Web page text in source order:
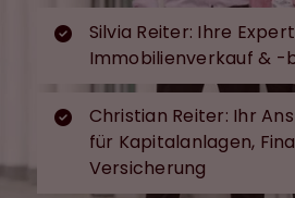
Silvia Reiter: Ihre
Immobilienverkauf & -
Christian Reiter: Ihr
für Kapitalanlagen,
Versicherung